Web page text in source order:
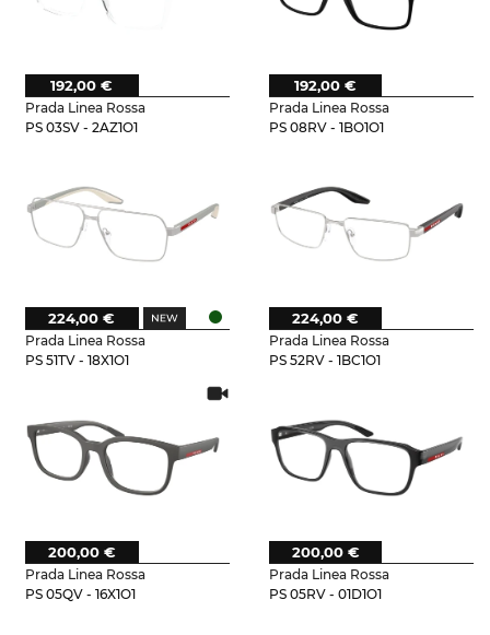
Prada Linea Rossa
PS 03SV - 2AZ1O1
192,00 €
Prada Linea Rossa
PS 08RV - 1BO1O1
192,00 €
Prada Linea Rossa
PS 51TV - 18X1O1
224,00 €
Prada Linea Rossa
PS 52RV - 1BC1O1
224,00 €
Prada Linea Rossa
PS 05QV - 16X1O1
200,00 €
Prada Linea Rossa
PS 05RV - 01D1O1
200,00 €